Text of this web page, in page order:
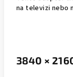
na televizi nebo
3840 ×